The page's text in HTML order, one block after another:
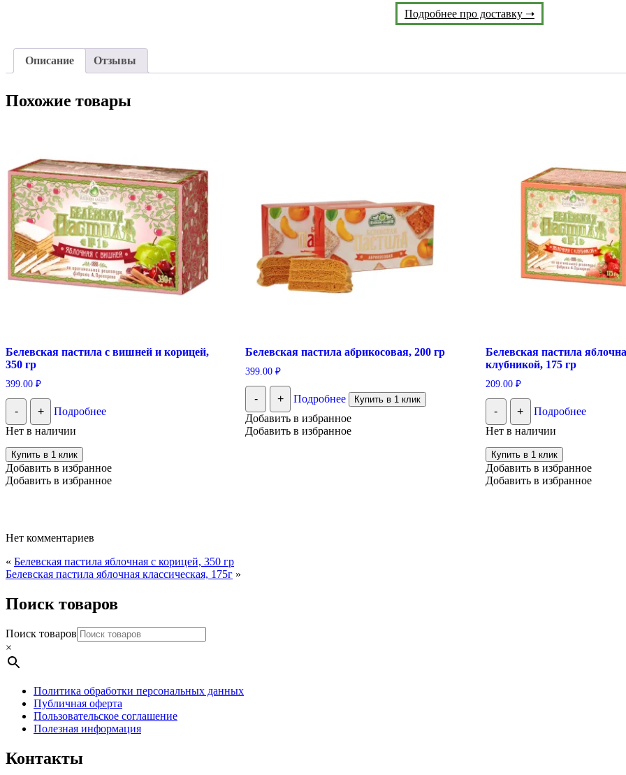
Подробнее про доставку ➝
Описание Отзывы
Похожие товары
Белевская пастила с вишней и корицей,
350 гр
399.00 ₽
- +
Подробнее
Нет в наличии
Купить в 1 клик
Добавить в избранное
Добавить в избранное
Белевская пастила абрикосовая, 200 гр
399.00₽
- + Подробнее Купить в 1 клик
Добавить в избранное
Добавить в избранное
Белевская пастила
клубникой, 175 гр
209.00 ₽
- +
Подробнее
Нет в наличии
Купить в 1 клик
Добавить в избранное
Добавить в избранное
Нет комментариев
« Белевская пастила яблочная с корицей, 350 гр
Белевская пастила яблочная классическая, 175г »
Поиск товаров
Поиск товаров
×
Политика обработки персональных данных
Публичная оферта
Пользовательское соглашение
Полезная информация
Контакты